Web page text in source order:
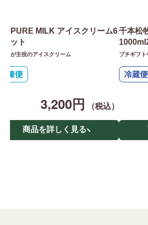
PURE MILK アイスクリーム6
セット
クが主役のアイスクリーム
3,200円 （税込）
商品を詳しく見る
千本松
プチギフト